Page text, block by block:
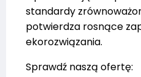
standardy
potwierdza rosnące
ekorozwiązania.
Sprawdź naszą ofertę: